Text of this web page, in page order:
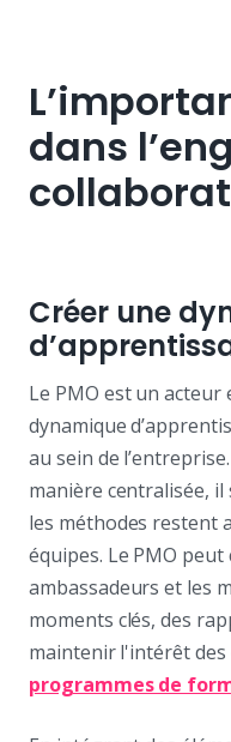
dans
Créer une
Le PMO est un
dynamique
au sein de
manière centralisée, il
les méthodes restent
équipes. Le PMO
ambassadeurs et les
moments clés, des
maintenir l'intérêt
programmes de